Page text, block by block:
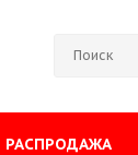
РАСПРОДАЖА